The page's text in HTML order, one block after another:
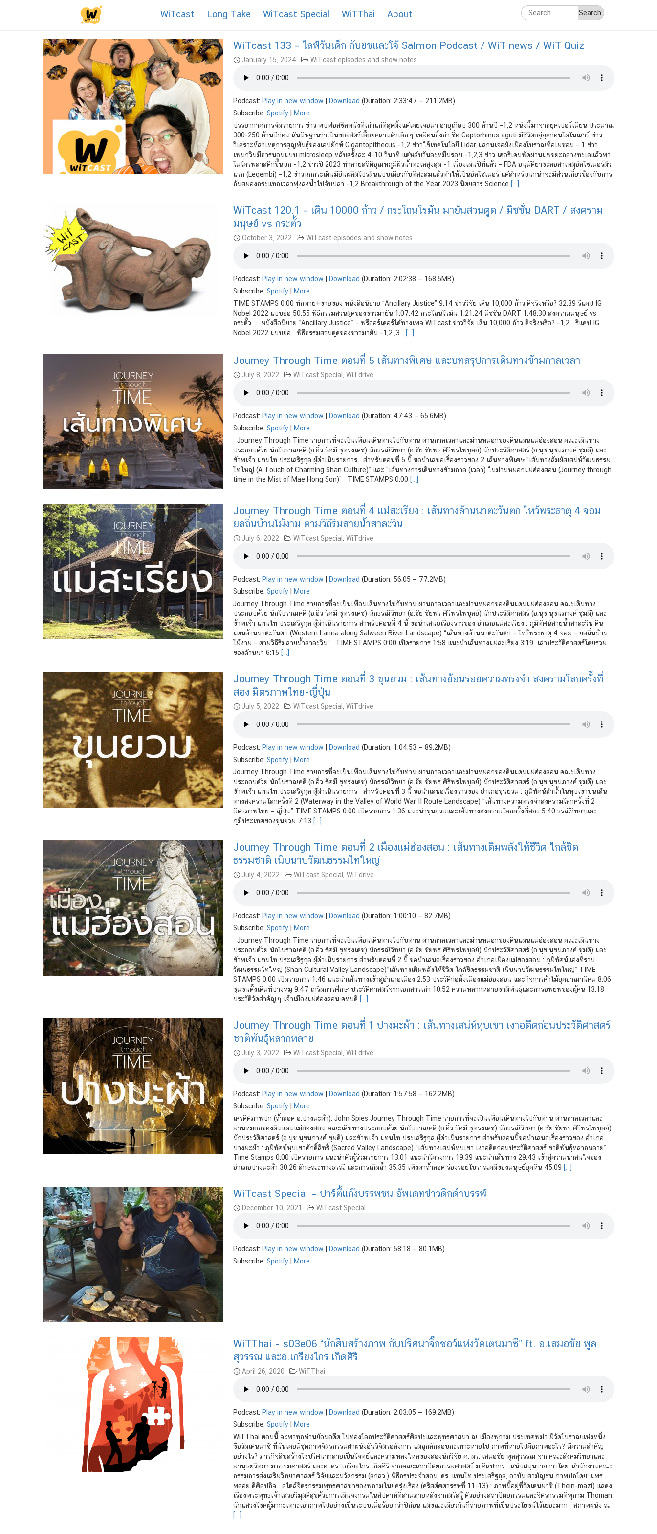
WiTcast Long Take WiTcast Special WiTThai About
Search
for:
โบราณคดี
WiTcast 133 – ไลฟ์วันเด็ก กับยชและโจ้ Salmon Podcast / WiT news / WiT Quiz
January 15, 2024 WiTcast episodes and show notes
Podcast: Play in new window Download (Duration: 2:33:47 — 211.2MB)
Subscribe: Spotify|
More
บรรยากาศการจัดรายการ ข่าว พบฟอสซิลหนังที่เก่าแก่ที่สุดตั้งแต่เคยเจอมา อายุเกือบ 300 ล้านปี –1,2 หนังนี้มาจากยุคเปอร์เมียน ประมาณ
300-250 ล้านปีก่อน สันนิษฐานว่าเป็นของสัตว์เลื้อยคลานตัวเล็กๆ เหมือนกิ้งก่า ชื่อ Captorhinus aguti มีชีวิตอยู่ยุคก่อนไดโนเสาร์ ข่าว
วิเคราะห์สาเหตุการสูญพันธุ์ของเอปยักษ์ Gigantopithecus –1,2 ข่าวใช้เทคโนโลยี Lidar แสกนเจอผังเมืองโบราณที่อเมซอน – 1 ข่าว
เพนกวินมีการนอนแบบ microsleep หลับครั้งละ 4-10 วินาที แต่หลับวันละหมื่นรอบ –1,2,3 ข่าว เฮอริเคนพัดผ่านแพขยะกลางทะเลแล้วพา
ไมโครพลาสติกขึ้นบก –1,2 ข่าวปี 2023 ทำลายสถิติอุณหภูมิผิวน้ำทะเลสูงสุด –1 เรื่องเด่นปีที่แล้ว – FDA อนุมัติยาชะลอสาเหตุอัลไซเมอร์ตัว
แรก (Leqembi) –1,2 ข่าวนกกระเต็นมียีนผลิตโปรตีนแบบเดียวกับที่สะสมแล้วทำให้เป็นอัลไซเมอร์ แต่สำหรับนกน่าจะมีส่วนเกี่ยวข้องกับการ
กันสมองกระแทกเวลาพุ่งลงน้ำไปจับปลา –1,2 Breakthrough of the Year 2023 นิตยสาร Science […]
WiTcast 120.1 – เดิน 10000 ก้าว / กระโถนโรมัน มายันสวนตูด / มิชชั่น DART / สงคราม
มนุษย์ vs กระตั้ว
October 3, 2022 WiTcast episodes and show notes
Podcast: Play in new window Download (Duration: 2:02:38 — 168.5MB)
Subscribe: Spotify|
More
TIME STAMPS 0:00 ทักทาย+ขายของ หนังสือนิยาย “Ancillary Justice” 9:14 ข่าววิจัย เดิน 10,000 ก้าว ดีจริงหรือ? 32:39 รีแคป IG
Nobel 2022 แบบย่อ 50:55 พิธีกรรมสวนตูดของชาวมายัน 1:07:42 กระโถนโรมัน 1:21:24 มิชชั่น DART 1:48:30 สงครามมนุษย์ vs
กระตั้ว หนังสือนิยาย “Ancillary Justice” – พรีออร์เดอร์ได้ทางเพจ WiTcast ข่าววิจัย เดิน 10,000 ก้าว ดีจริงหรือ? –1,2 รีแคป IG
Nobel 2022 แบบย่อ พิธีกรรมสวนตูดของชาวมายัน –1,2 ,3
[…]
Journey Through Time ตอนที่ 5 เส้นทางพิเศษ และบทสรุปการเดินทางข้ามกาลเวลา
July 8, 2022 WiTcast Special WiTdrive
Podcast: Play in new window Download (Duration: 47:43 — 65.6MB)
Subscribe: Spotify|
More
Journey Through Time รายการที่จะเป็นเพื่อนเดินทางไปกับท่าน ผ่านกาลเวลาและม่านหมอกของดินแดนแม่ฮ่องสอน คณะเดินทาง
ประกอบด้วย นักโบราณคดี (อ.อิ๋ว รัศมี ชูทรงเดช) นักธรณีวิทยา (อ.ชัย ชัยพร ศิริพรไพบูลย์) นักประวัติศาสตร์ (อ.นุช นุชนภางค์ ชุมดี) และ
ข้าพเจ้า แทนไท ประเสริฐกุล ผู้ดำเนินรายการ สำหรับตอนที่ 5 นี้ ขอนำเสนอเรื่องราวของ 2 เส้นทางพิเศษ “เส้นทางสัมผัสเสน่ห์วัฒนธรรม
ไทใหญ่ (A Touch of Charming Shan Culture)” และ “เส้นทางการเดินทางข้ามกาล (เวลา) ในม่านหมอกแม่ฮ่องสอน (Journey through
time in the Mist of Mae Hong Son)” TIME STAMPS 0:00 […]
Journey Through Time ตอนที่ 4 แม่สะเรียง : เส้นทางล้านนาตะวันตก ไหว้พระธาตุ 4 จอม
ยลถิ่นบ้านไม้งาม ตามวิถีริมสายน้ำสาละวิน
July 6, 2022 WiTcast Special WiTdrive
Podcast: Play in new window Download (Duration: 56:05 — 77.2MB)
Subscribe: Spotify|
More
Journey Through Time รายการที่จะเป็นเพื่อนเดินทางไปกับท่าน ผ่านกาลเวลาและม่านหมอกของดินแดนแม่ฮ่องสอน คณะเดินทาง
ประกอบด้วย นักโบราณคดี (อ.อิ๋ว รัศมี ชูทรงเดช) นักธรณีวิทยา (อ.ชัย ชัยพร ศิริพรไพบูลย์) นักประวัติศาสตร์ (อ.นุช นุชนภางค์ ชุมดี) และ
ข้าพเจ้า แทนไท ประเสริฐกุล ผู้ดำเนินรายการ สำหรับตอนที่ 4 นี้ ขอนำเสนอเรื่องราวของ อำเภอแม่สะเรียง : ภูมิทัศน์สายน้ำสาละวิน ดิน
แดนล้านนาตะวันตก (Western Lanna along Salween River Landscape) “เส้นทางล้านนาตะวันตก – ไหว้พระธาตุ 4 จอม – ยลถิ่นบ้าน
ไม้งาม – ตามวิถีริมสายน้ำสาละวิน” TIME STAMPS 0:00 เปิดรายการ 1:58 แนะนำเส้นทางแม่สะเรียง 3:19 เล่าประวัติศาสตร์โดยรวม
ของล้านนา 6:15 […]
Journey Through Time ตอนที่ 3 ขุนยวม : เส้นทางย้อนรอยความทรงจำ สงครามโลกครั้งที่
สอง มิตรภาพไทย-ญี่ปุ่น
July 5, 2022 WiTcast Special WiTdrive
Podcast: Play in new window Download (Duration: 1:04:53 — 89.2MB)
Subscribe: Spotify|
More
Journey Through Time รายการที่จะเป็นเพื่อนเดินทางไปกับท่าน ผ่านกาลเวลาและม่านหมอกของดินแดนแม่ฮ่องสอน คณะเดินทาง
ประกอบด้วย นักโบราณคดี (อ.อิ๋ว รัศมี ชูทรงเดช) นักธรณีวิทยา (อ.ชัย ชัยพร ศิริพรไพบูลย์) นักประวัติศาสตร์ (อ.นุช นุชนภางค์ ชุมดี) และ
ข้าพเจ้า แทนไท ประเสริฐกุล ผู้ดำเนินรายการ สำหรับตอนที่ 3 นี้ ขอนำเสนอเรื่องราวของ อำเภอขุนยวม : ภูมิทัศน์ลำน้ำในหุบเขาบนเส้น
ทางสงครามโลกครั้งที่ 2 (Waterway in the Valley of World War II Route Landscape) “เส้นทางความทรงจำสงครามโลกครั้งที่ 2
มิตรภาพไทย – ญี่ปุ่น” TIME STAMPS 0:00 เปิดรายการ 1:36 แนะนำขุนยวมและเส้นทางสงครามโลกครั้งที่สอง 5:40 ธรณีวิทยาและ
ภูมิประเทศของขุนยวม 7:13 […]
Journey Through Time ตอนที่ 2 เมืองแม่ฮ่องสอน : เส้นทางเติมพลังให้ชีวิต ใกล้ชิด
ธรรมชาติ เนิบนาบวัฒนธรรมไทใหญ่
July 4, 2022 WiTcast Special WiTdrive
Podcast: Play in new window Download (Duration: 1:00:10 — 82.7MB)
Subscribe: Spotify|
More
Journey Through Time รายการที่จะเป็นเพื่อนเดินทางไปกับท่าน ผ่านกาลเวลาและม่านหมอกของดินแดนแม่ฮ่องสอน คณะเดินทาง
ประกอบด้วย นักโบราณคดี (อ.อิ๋ว รัศมี ชูทรงเดช) นักธรณีวิทยา (อ.ชัย ชัยพร ศิริพรไพบูลย์) นักประวัติศาสตร์ (อ.นุช นุชนภางค์ ชุมดี) และ
ข้าพเจ้า แทนไท ประเสริฐกุล ผู้ดำเนินรายการ สำหรับตอนที่ 2 นี้ ขอนำเสนอเรื่องราวของ อำเภอเมืองแม่ฮ่องสอน : ภูมิทัศน์แอ่งที่ราบ
วัฒนธรรมไทใหญ่ (Shan Cultural Valley Landscape)“เส้นทางเติมพลังให้ชีวิต ใกล้ชิดธรรมชาติ เนิบนาบวัฒนธรรมไทใหญ่” TIME
STAMPS 0:00 เปิดรายการ 1:46 แนะนำเส้นทางเข้าสู่อำเภอเมือง 2:53 ประวัติก่อตั้งเมืองแม่ฮ่องสอน และกิจการค้าไม้ยุคอาณานิคม 8:06
ชุมชนดั้งเดิมที่ปางหมู 9:47 เกร็ดการศึกษาประวัติศาสตร์จากเอกสารเก่า 10:52 ความหลากหลายชาติพันธุ์และการอพยพของผู้คน 13:18
ประวัติวัดสำคัญๆ เจ้าเมืองแม่ฮ่องสอน คหบดี […]
Journey Through Time ตอนที่ 1 ปางมะผ้า : เส้นทางเสน่ห์หุบเขา เงาอดีตก่อนประวัติศาสตร์
ชาติพันธุ์หลากหลาย
July 3, 2022 WiTcast Special WiTdrive
Podcast: Play in new window Download (Duration: 1:57:58 — 162.2MB)
Subscribe: Spotify|
More
เครดิตภาพปก (ถ้ำลอด อ.ปางมะผ้า): John Spies Journey Through Time รายการที่จะเป็นเพื่อนเดินทางไปกับท่าน ผ่านกาลเวลาและ
ม่านหมอกของดินแดนแม่ฮ่องสอน คณะเดินทางประกอบด้วย นักโบราณคดี (อ.อิ๋ว รัศมี ชูทรงเดช) นักธรณีวิทยา (อ.ชัย ชัยพร ศิริพรไพบูลย์)
นักประวัติศาสตร์ (อ.นุช นุชนภางค์ ชุมดี) และข้าพเจ้า แทนไท ประเสริฐกุล ผู้ดำเนินรายการ สำหรับตอนนี้ขอนำเสนอเรื่องราวของ อำเภอ
ปางมะผ้า : ภูมิทัศน์หุบเขาศักดิ์สิทธิ์ (Sacred Valley Landscape) “เส้นทางเสน่ห์หุบเขา เงาอดีตก่อนประวัติศาสตร์ ชาติพันธุ์หลากหลาย”
Time Stamps 0:00 เปิดรายการ แนะนำตัวผู้ร่วมรายการ 13:01 แนะนำโครงการ 19:39 แนะนำเส้นทาง 29:43 เข้าสู่ความน่าสนใจของ
อำเภอปางมะผ้า 30:26 ลักษณะทางธรณี และการเกิดถ้ำ 35:35 เพิงผาถ้ำลอด ร่องรอยโบราณคดีของมนุษย์ยุคหิน 45:09 […]
WiTcast Special – ปาร์ตี้แก๊งบรรพชน อัพเดทข่าวดึกดำบรรพ์
December 10, 2021 WiTcast Special
Podcast: Play in new window Download (Duration: 58:18 — 80.1MB)
Subscribe: Spotify| More
WiTThai – s03e06 “นักสืบสร้างภาพ กับปริศนาจิ๊กซอว์แห่งวัดเตนมาซี” ft. อ.เสมอชัย พูล
สุวรรณ และอ.เกรียงไกร เกิดศิริ
April 26, 2020 WiTThai
Podcast: Play in new window Download (Duration: 2:03:05 — 169.2MB)
Subscribe: Spotify|
More
WiTThai ตอนนี้ จะพาทุกท่านย้อนอดีต ไปท่องโลกประวัติศาสตร์ศิลปะและพุทธศาสนา ณ เมืองพุกาม ประเทศพม่า มีวัดโบราณแห่งหนึ่ง
ชื่อวัดเตนมาซี ที่นั่นเคยมีชุดภาพจิตรกรรมฝาผนังอันวิจิตรอลังการ แต่ถูกลักลอบกะเทาะหายไป ภาพที่หายไปคือภาพอะไร? มีความสำคัญ
อย่างไร? ภารกิจสืบสร้างไขปริศนากลายเป็นโจทย์และความหลงใหลของสองนักวิจัย ศ. ดร. เสมอชัย พูลสุวรรณ จากคณะสังคมวิทยาและ
มานุษยวิทยา ม.ธรรมศาสตร์ และอ. ดร. เกรียงไกร เกิดศิริ จากคณะสถาปัตยกรรมศาสตร์ ม.ศิลปากร สนับสนุนรายการโดย: สำนักงานคณะ
กรรมการส่งเสริมวิทยาศาสตร์ วิจัยและนวัตกรรม (สกสว.) พิธีกรประจำตอน: ดร. แทนไท ประเสริฐกุล, อาบัน สามัญชน ภาพปกโดย: แพร
พลอย ดีศิลปกิจ สไตล์จิตรกรรมพุทธศาสนาของพุกามในยุครุ่งเรือง (คริสต์ศตวรรษที่ 11-13) : ภาพนี้อยู่ที่วัดเตนมาซี (Thein-mazi) แสดง
เรื่องพระพุทธเจ้าเสวยวิมุตติสุขด้วยการเดินจงกรมในสัปดาห์ที่สามภายหลังจากตรัสรู้ ตัวอย่างสถาปัตยกรรมและจิตรกรรมที่พุกาม Thoman
นักแสวงโชคผู้มากะเทาะเอาภาพไปอย่างเป็นระบบเมื่อร้อยกว่าปีก่อน แต่ขณะเดียวกันก็ถ่ายภาพที่เป็นประโยชน์ไว้เยอะมาก สภาพผนัง ณ
[…]